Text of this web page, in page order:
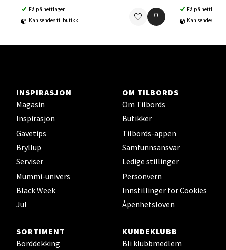
Få på nettlager
Kan sendes til butikk
Få på nettlager
Kan sendes til
INSPIRASJON
Magasin
Inspirasjon
Gavetips
Bryllup
Serviser
Mummi-univers
Black Week
Jul
OM TILBORDS
Om Tilbords
Butikker
Tilbords-appen
Samfunnsansvar
Ledige stillinger
Personvern
Innstillinger for Cookies
Åpenhetsloven
SORTIMENT
Borddekking
KUNDEKLUBB
Bli klubbmedlem
0 i butikk
Sjøfartsgata 2, 7714 Steinkjer
Åpent i dag 10-20
0 i butikk
Torgbakken 2, 5401 Stord
Åpent i dag 10-17